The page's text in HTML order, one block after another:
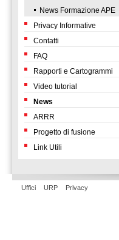
News Formazione APE
Privacy Informative
Contatti
FAQ
Rapporti e Cartogrammi
Video tutorial
News
ARRR
Progetto di fusione
Link Utili
Uffici URP Privacy